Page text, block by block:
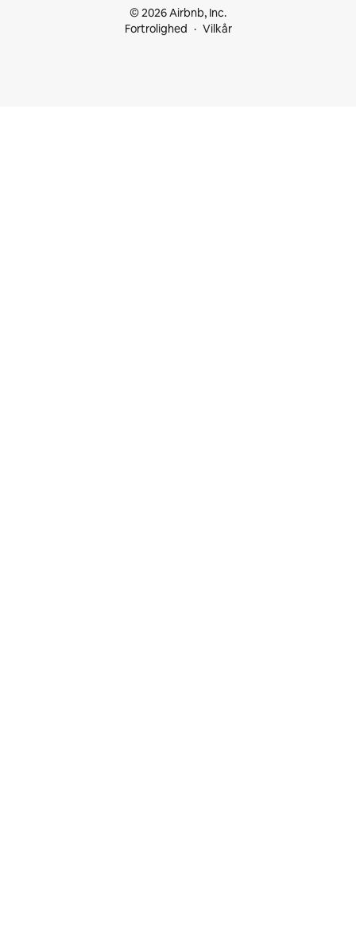
© 2026 Airbnb, Inc.
Fortrolighed
Vilkår